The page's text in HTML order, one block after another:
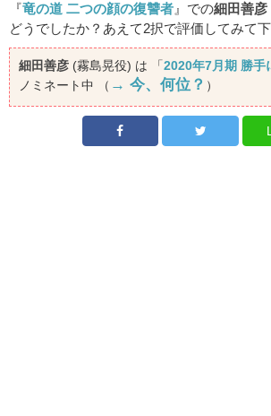
『竜の道 二つの顔の復讐者 』での細田善彦
どうでしたか？あえて2択で評価してみて下
細田善彦 (霧島晃役) は 「2020年7月期 勝手
ノミネート中 （ → 今、何位？ ）